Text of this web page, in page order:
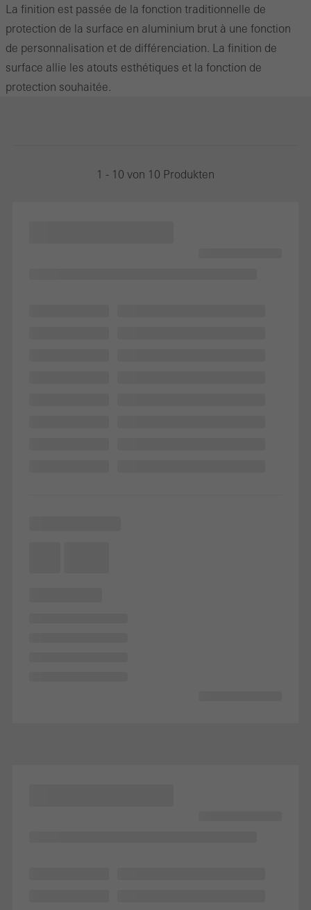
La finition est passée de la fonction traditionnelle de
protection de la surface en aluminium brut à une fonction
de personnalisation et de différenciation. La finition de
surface allie les atouts esthétiques et la fonction de
protection souhaitée.
1 - 10 von 10 Produkten